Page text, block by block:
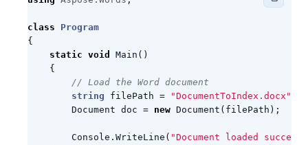
class
Program
{
static void Main ()
{
// Load the Word document
string
filePath = "DocumentToIndex.docx"
Document doc = new Document ( filePath );
Console . WriteLine ( "Document loaded